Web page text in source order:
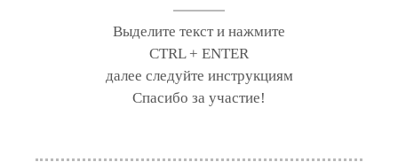
Выделите текст и нажмите
CTRL + ENTER
далее следуйте инструкциям
Спасибо за участие!